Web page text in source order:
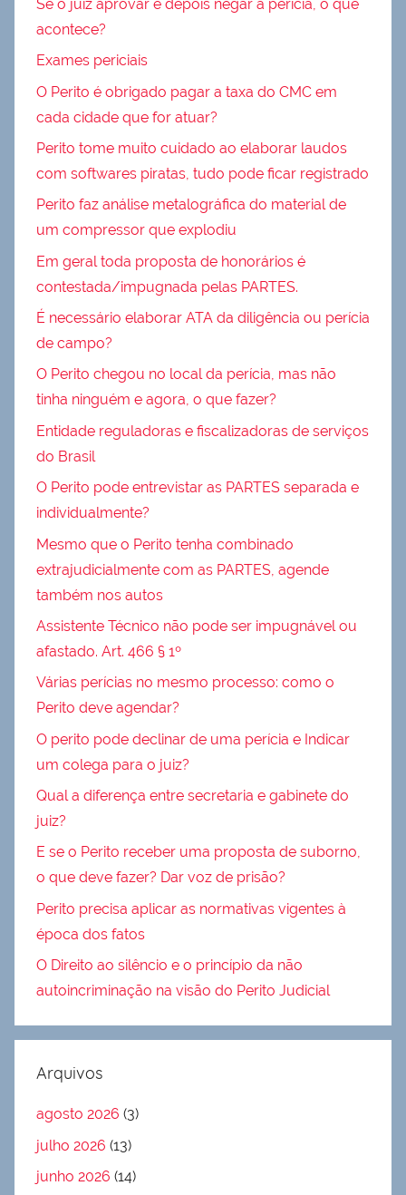
Se o juiz aprovar e depois negar a perícia, o que
acontece?
Exames periciais
O Perito é obrigado pagar a taxa do CMC em
cada cidade que for atuar?
Perito tome muito cuidado ao elaborar laudos
com softwares piratas, tudo pode ficar registrado
Perito faz análise metalográfica do material de
um compressor que explodiu
Em geral toda proposta de honorários é
contestada/impugnada pelas PARTES.
É necessário elaborar ATA da diligência ou perícia
de campo?
O Perito chegou no local da perícia, mas não
tinha ninguém e agora, o que fazer?
Entidade reguladoras e fiscalizadoras de serviços
do Brasil
O Perito pode entrevistar as PARTES separada e
individualmente?
Mesmo que o Perito tenha combinado
extrajudicialmente com as PARTES, agende
também nos autos
Assistente Técnico não pode ser impugnável ou
afastado. Art. 466 § 1º
Várias perícias no mesmo processo: como o
Perito deve agendar?
O perito pode declinar de uma perícia e Indicar
um colega para o juiz?
Qual a diferença entre secretaria e gabinete do
juiz?
E se o Perito receber uma proposta de suborno,
o que deve fazer? Dar voz de prisão?
Perito precisa aplicar as normativas vigentes à
época dos fatos
O Direito ao silêncio e o princípio da não
autoincriminação na visão do Perito Judicial
Arquivos
agosto 2026 (3)
julho 2026 (13)
junho 2026 (14)